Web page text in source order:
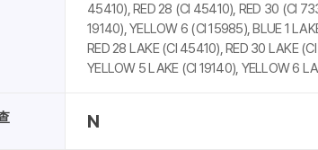
45410), RED 28 (CI 45410), RED 30 (CI
19140), YELLOW 6 (CI 15985), BLUE 1
RED 28 LAKE (CI 45410), RED 30 LAKE
YELLOW 5 LAKE (CI 19140), YELLOW 6
N